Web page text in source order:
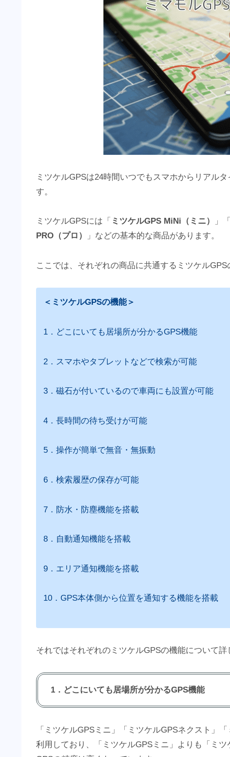
ミツケルGPSは24時間いつでもスマホからリアル
す。
ミツケルGPSには「 ミツケルGPS MiNi（ミニ） 」「
PRO（プロ）
」などの基本的な商品があります。
ここでは、それぞれの商品に共通するミツケル
＜ミツケルGPSの機能＞
1．どこにいても居場所が分かるGPS機能
2．スマホやタブレットなどで検索が可能
3．磁石が付いているので車両にも設置が可能
4．長時間の待ち受けが可能
5．操作が簡単で無音・無振動
6．検索履歴の保存が可能
7．防水・防塵機能を搭載
8．自動通知機能を搭載
9．エリア通知機能を搭載
10．GPS本体側から位置を通知する機能を搭載
それではそれぞれのミツケルGPSの機能について詳
1．どこにいても居場所が分かるGPS機能
「ミツケルGPSミニ」「ミツケルGPSネクスト」
利用しており、「ミツケルGPSミニ」よりも「ミ